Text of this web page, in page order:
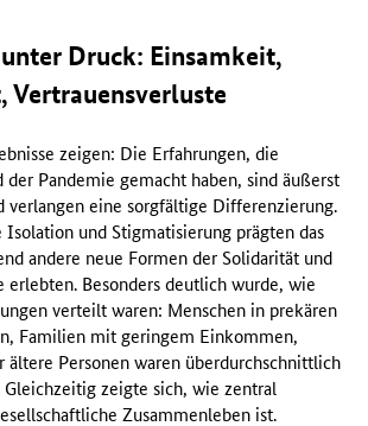
Druck: Einsamkeit,
Vertrauensverluste
zeigen: Die Erfahrungen, die
der Pandemie gemacht haben, sind äußerst
verlangen eine sorgfältige Differenzierung.
Isolation und Stigmatisierung prägten das
andere neue Formen der Solidarität und
erlebten. Besonders deutlich wurde, wie
verteilt waren: Menschen in prekären
Familien mit geringem Einkommen,
ältere Personen waren überdurchschnittlich
zeigte sich, wie zentral
Zusammenleben ist.